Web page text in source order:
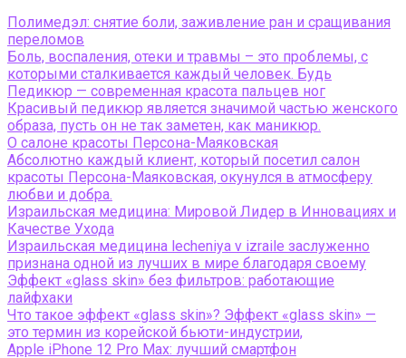
Полимедэл: снятие боли, заживление ран и сращивания
переломов
Боль, воспаления, отеки и травмы – это проблемы, с
которыми сталкивается каждый человек. Будь
Педикюр — современная красота пальцев ног
Красивый педикюр является значимой частью женского
образа, пусть он не так заметен, как маникюр.
О салоне красоты Персона-Маяковская
Абсолютно каждый клиент, который посетил салон
красоты Персона-Маяковская, окунулся в атмосферу
любви и добра.
Израильская медицина: Мировой Лидер в Инновациях и
Качестве Ухода
Израильская медицина lecheniya v izraile заслуженно
признана одной из лучших в мире благодаря своему
Эффект «glass skin» без фильтров: работающие
лайфхаки
Что такое эффект «glass skin»? Эффект «glass skin» —
это термин из корейской бьюти-индустрии,
Apple iPhone 12 Pro Max: лучший смартфон